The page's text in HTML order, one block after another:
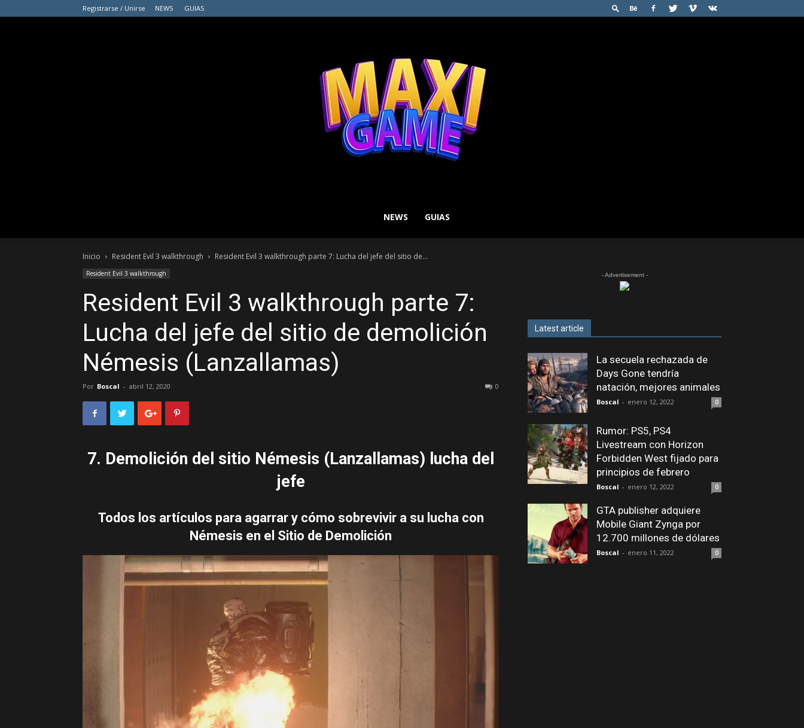
Registrarse / Unirse NEWS GUIAS
GAME
NEWS GUIAS
Inicio Resident Evil 3 walkthrough Resident Evil 3 walkthrough parte 7: Lucha del jefe del sitio de...
Resident Evil 3 walkthrough
Resident Evil 3 walkthrough parte 7:
Lucha del jefe del sitio de demolición
Némesis (Lanzallamas)
Por Boscal - abril 12, 2020 0
7. Demolición del sitio Némesis (Lanzallamas) lucha del
jefe
Todos los artículos para agarrar y cómo sobrevivir a su lucha con
Némesis en el Sitio de Demolición
- Advertisement -
Latest article
La secuela rechazada de
Days Gone tendría
natación, mejores animales
Boscal - enero 12, 2022 0
Rumor: PS5, PS4
Livestream con Horizon
Forbidden West fijado para
principios de febrero
Boscal - enero 12, 2022 0
GTA publisher adquiere
Mobile Giant Zynga por
12.700 millones de dólares
Boscal - enero 11, 2022 0